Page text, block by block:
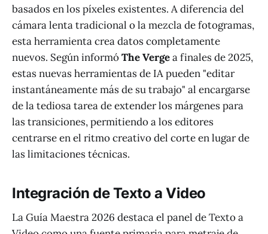
basados en los píxeles existentes. A diferencia del
cámara lenta tradicional o la mezcla de fotogramas,
esta herramienta crea datos completamente
nuevos. Según informóThe Vergea finales de 2025,
estas nuevas herramientas de IA pueden "editar
instantáneamente más de su trabajo" al encargarse
de la tediosa tarea de extender los márgenes para
las transiciones, permitiendo a los editores
centrarse en el ritmo creativo del corte en lugar de
las limitaciones técnicas.
Integración de Texto a Video
La Guía Maestra 2026 destaca el panel de Texto a